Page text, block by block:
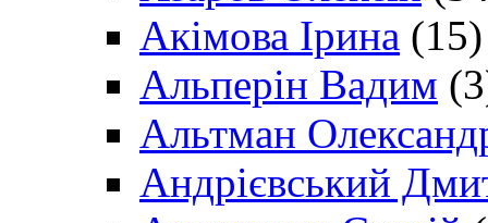
Акімова Ірина (15)
Альперін Вадим
Альтман
Андрієвський